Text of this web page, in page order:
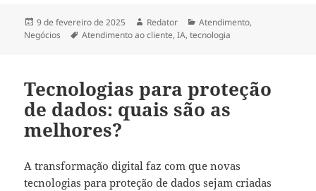
Publicado
em
9 de fevereiro de 2025 Autor
Redator Categorias
Atendimento,
Negócios
Tags
Atendimento ao cliente,IA,tecnologia
Tecnologias para proteção
de dados: quais são as
melhores?
A transformação digital faz com que novas
tecnologias para proteção de dados sejam criadas